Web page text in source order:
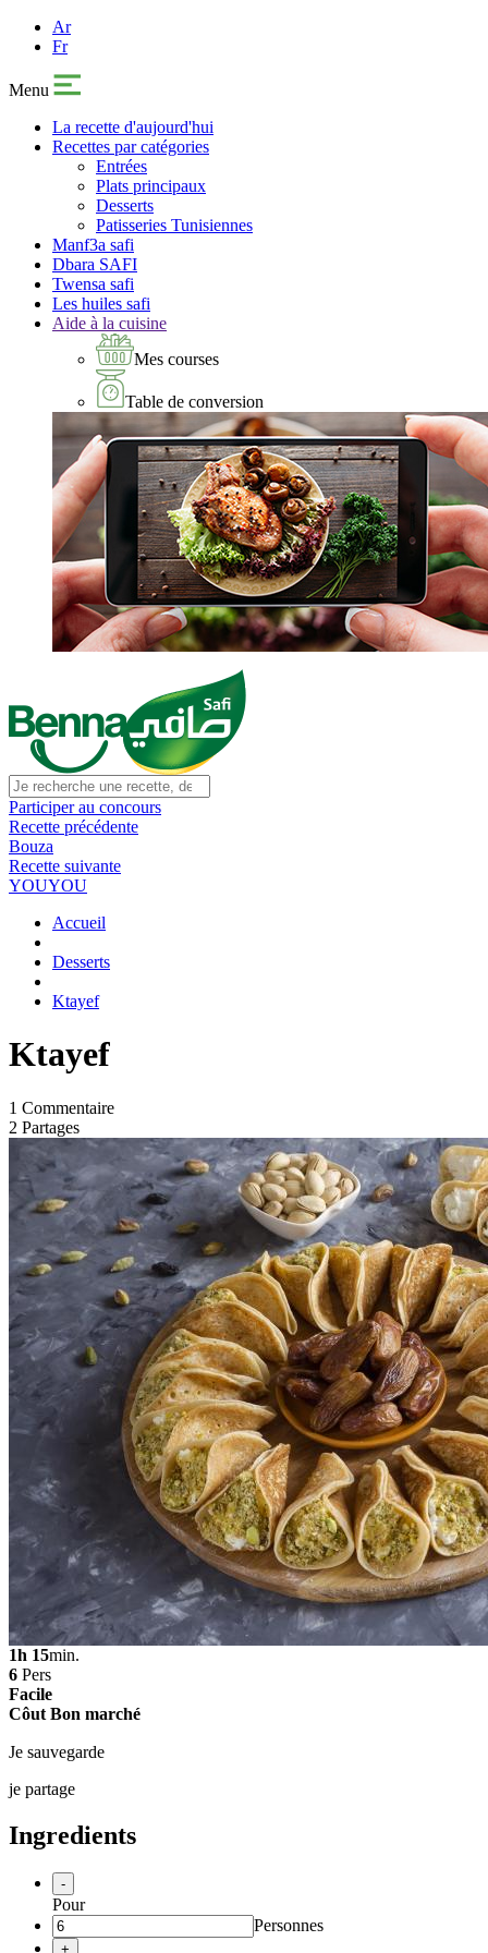
Ar
Fr
Menu
La recette d'aujourd'hui
Recettes par catégories
Entrées
Plats principaux
Desserts
Patisseries Tunisiennes
Manf3a safi
Dbara SAFI
Twensa safi
Les huiles safi
Aide à la cuisine
Mes courses
Table de conversion
Participer au concours
Recette précédente
Bouza
Recette suivante
YOUYOU
Accueil
Desserts
Ktayef
Ktayef
1 Commentaire
2 Partages
1h 15min.
6 Pers
Facile
Côut Bon marché
Je sauvegarde
je partage
Ingredients
-
Pour
Personnes
+